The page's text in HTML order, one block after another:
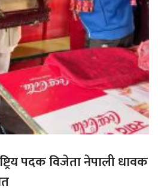
पदक विजेता नेपाली धावक